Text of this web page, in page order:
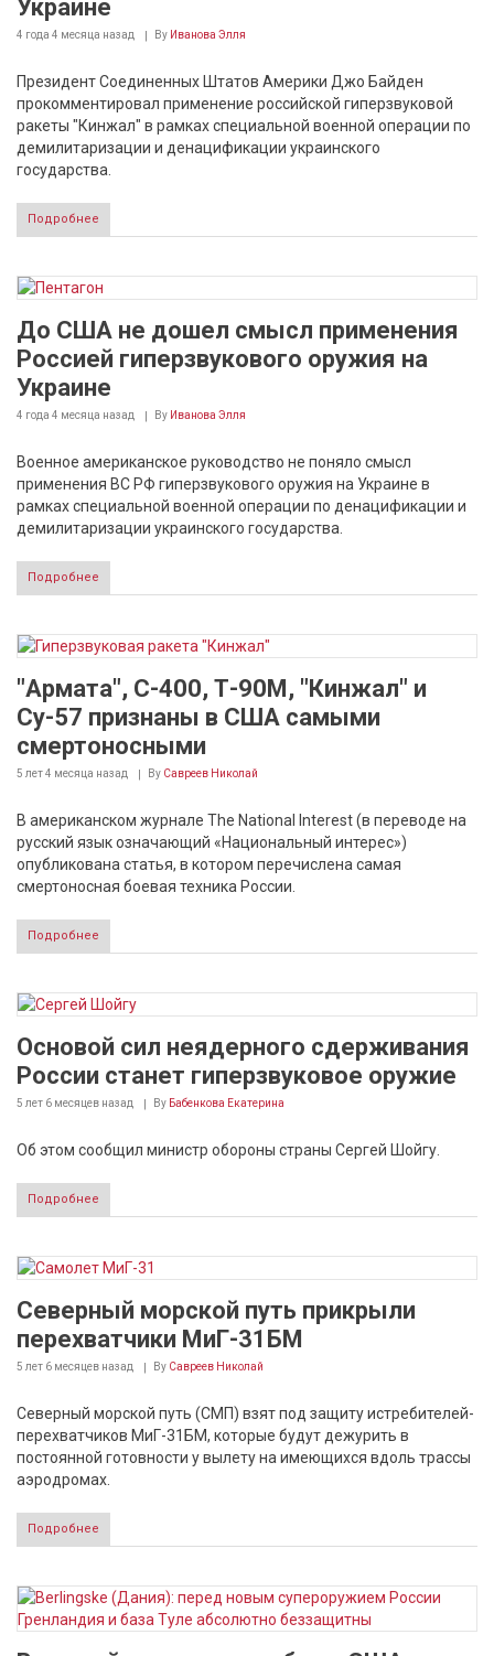
Украине
4 года 4 месяца назад By Иванова Элля
Президент Соединенных Штатов Америки Джо Байден
прокомментировал применение российской гиперзвуковой
ракеты "Кинжал" в рамках специальной военной операции по
демилитаризации и денацификации украинского
государства.
Подробнее
До США не дошел смысл применения
Россией гиперзвукового оружия на
Украине
4 года 4 месяца назад By Иванова Элля
Военное американское руководство не поняло смысл
применения ВС РФ гиперзвукового оружия на Украине в
рамках специальной военной операции по денацификации и
демилитаризации украинского государства.
Подробнее
"Армата", С-400, Т-90М, "Кинжал" и
Су-57 признаны в США самыми
смертоносными
5 лет 4 месяца назад By Савреев Николай
В американском журнале The National Interest (в переводе на
русский язык означающий «Национальный интерес»)
опубликована статья, в котором перечислена самая
смертоносная боевая техника России.
Подробнее
Основой сил неядерного сдерживания
России станет гиперзвуковое оружие
5 лет 6 месяцев назад By Бабенкова Екатерина
Об этом сообщил министр обороны страны Сергей Шойгу.
Подробнее
Северный морской путь прикрыли
перехватчики МиГ-31БМ
5 лет 6 месяцев назад By Савреев Николай
Северный морской путь (СМП) взят под защиту истребителей-
перехватчиков МиГ-31БМ, которые будут дежурить в
постоянной готовности у вылету на имеющихся вдоль трассы
аэродромах.
Подробнее